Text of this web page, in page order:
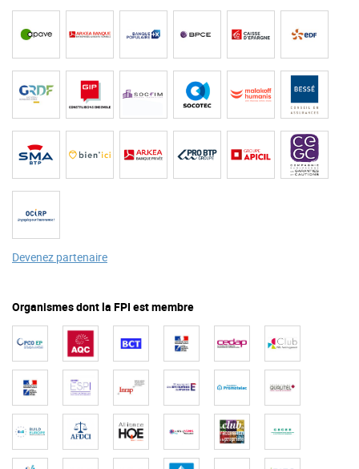
Devenez partenaire
Organismes dont la FPI est membre